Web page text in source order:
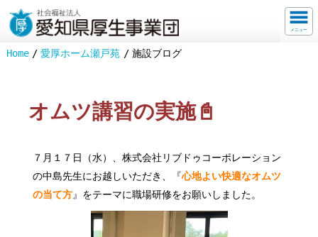
メニュー
Home 愛厚ホーム瀬戸苑 施設ブログ
オムツ講習の実施📓
７月１７日（水）、株式会社リブドゥコーポレーション
の中島先生にお越しいただき、『心地よい快適なオムツ
の当て方』をテーマに職場研修をお願いしました。